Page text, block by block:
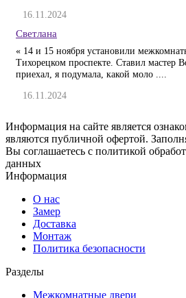
16.11.2024
Светлана
« 14 и 15 ноября установили
Тихорецком проспекте. Ставил мастер
приехал, я подумала, какой моло ....
16.11.2024
Информация на сайте является
являются публичной офертой.
Вы соглашаетесь с политикой
данных
Информация
О нас
Замер
Доставка
Монтаж
Политика безопасности
Разделы
Межкомнатные двери